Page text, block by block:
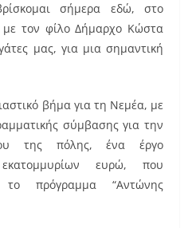
σήμερα εδώ, στο
με τον φίλο Δήμαρχο Κώστα
μας, για μια σημαντική
βήμα για τη Νεμέα, με
σύμβασης για την
της πόλης, ένα έργο
ευρώ, που
το πρόγραμμα “Αντώνης